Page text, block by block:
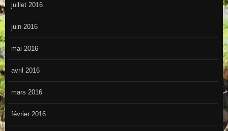
juillet 2016
juin 2016
mai 2016
avril 2016
mars 2016
février 2016